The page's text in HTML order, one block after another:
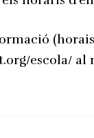
escola/